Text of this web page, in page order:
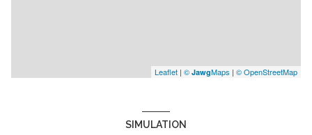
Leaflet | © JawgMaps | © OpenStreetMap
SIMULATION